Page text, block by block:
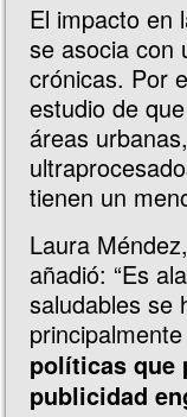
El impacto en
se asocia con
crónicas. Por
estudio de
áreas
tienen un
Laura
añadió: “Es
saludables se
políticas que
publicidad